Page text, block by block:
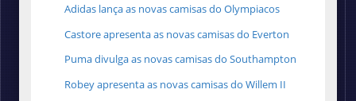
Adidas lança as novas camisas do Olympiacos
Castore apresenta as novas camisas do Everton
Puma divulga as novas camisas do Southampton
Robey apresenta as novas camisas do Willem II